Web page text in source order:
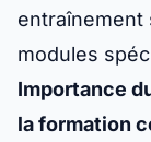
entraînement
modules
Importance
la formation